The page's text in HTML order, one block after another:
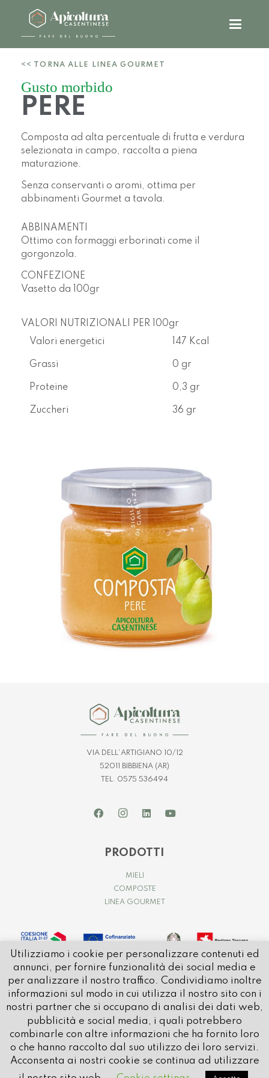
<< TORNA ALLE LINEA GOURMET
Gusto morbido
PERE
Composta ad alta percentuale di frutta e verdura
selezionata in campo, raccolta a piena
maturazione.
Senza conservanti o aromi, ottima per
abbinamenti Gourmet a tavola.
ABBINAMENTI
Ottimo con formaggi erborinati come il
gorgonzola.
CONFEZIONE
Vasetto da
100gr
VALORI NUTRIZIONALI PER 100gr
Valori energetici
147 Kcal
Grassi 0 gr
Proteine 0,3 gr
Zuccheri 36 gr
VIA DELL’ARTIGIANO 10/12
52011 BIBBIENA (AR)
TEL. 0575 536494
PRODOTTI
MIELI
COMPOSTE
LINEA GOURMET
© 2021 APICOLTURA CASENTINESE | P.IVA e C.FISC. IT01032580514
Utilizziamo i cookie per personalizzare contenuti ed
annunci, per fornire funzionalità dei social media e
per analizzare il nostro traffico. Condividiamo inoltre
informazioni sul modo in cui utilizza il nostro sito con i
nostri partner che si occupano di analisi dei dati web,
pubblicità e social media, i quali potrebbero
combinarle con altre informazioni che ha fornito loro
o che hanno raccolto dal suo utilizzo dei loro servizi.
Acconsenta ai nostri cookie se continua ad utilizzare